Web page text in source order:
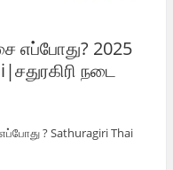
எப்போது? 2025
நடை
? Sathuragiri Thai